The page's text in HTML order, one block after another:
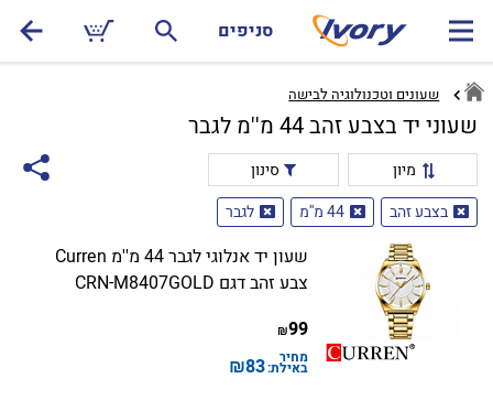
סניפים
שעונים וטכנולוגיה לבישה
שעוני יד בצבע זהב 44 מ''מ לגבר
מיון
סינון
בצבע זהב
44 מ''מ לגבר
שעון יד אנלוגי לגבר 44 מ''מ Curren
צבע זהב דגם CRN-M8407GOLD
99
₪
מחיר
באילת:83
₪